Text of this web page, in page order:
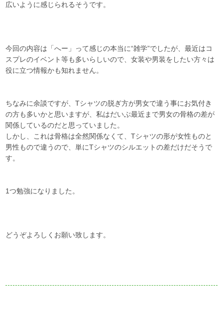
広いように感じられるそうです。
今回の内容は「へー」って感じの本当に“雑学”でしたが、最近はコ
スプレのイベント等も多いらしいので、女装や男装をしたい方々は
役に立つ情報かも知れません。
ちなみに余談ですが、Tシャツの脱ぎ方が男女で違う事にお気付き
の方も多いかと思いますが、私はだいぶ最近まで男女の骨格の差が
関係しているのだと思っていました。
しかし、これは骨格は全然関係なくて、Tシャツの形が女性ものと
男性もので違うので、単にTシャツのシルエットの差だけだそうで
す。
1つ勉強になりました。
どうぞよろしくお願い致します。